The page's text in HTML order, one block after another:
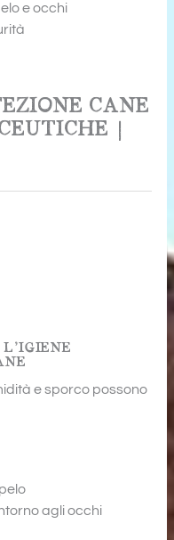
e occhi
CANE
|
e sporco possono
agli occhi